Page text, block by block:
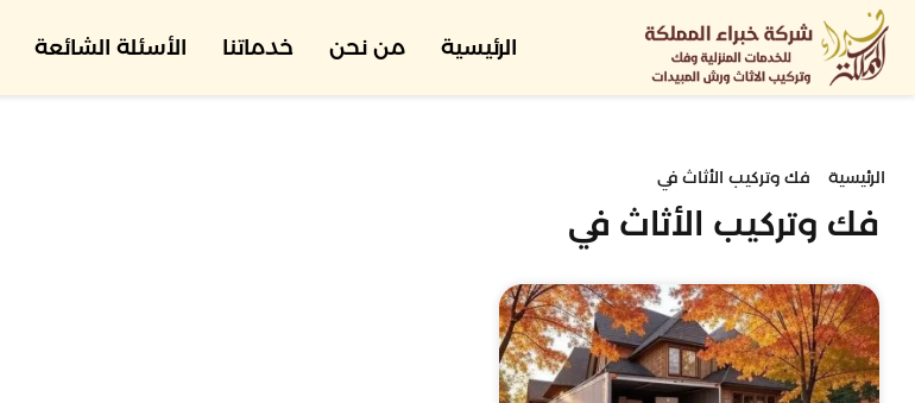
الرئيسية من نحن خدماتنا الأسئلة الشائعة
الرئيسية فك وتركيب الأثاث في
فك وتركيب الأثاث في